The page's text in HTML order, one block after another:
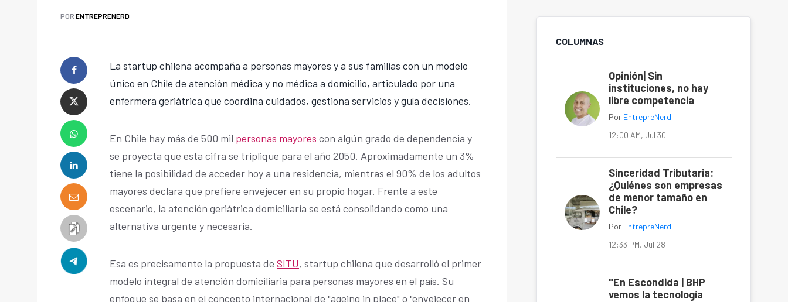
POR ENTREPRENERD
La startup chilena acompaña a personas mayores y a sus familias con un modelo
único en Chile de atención médica y no médica a domicilio, articulado por una
enfermera geriátrica que coordina cuidados, gestiona servicios y guía decisiones.
En Chile hay más de 500 mil personas mayores con algún grado de dependencia y
se proyecta que esta cifra se triplique para el año 2050. Aproximadamente un 3%
tiene la posibilidad de acceder hoy a una residencia, mientras el 90% de los adultos
mayores declara que prefiere envejecer en su propio hogar. Frente a este
escenario, la atención geriátrica domiciliaria se está consolidando como una
alternativa urgente y necesaria.
Esa es precisamente la propuesta de SITU, startup chilena que desarrolló el primer
modelo integral de atención domiciliaria para personas mayores en el país. Su
enfoque se basa en el concepto internacional de "ageing in place" o "envejecer en
COLUMNAS
Opinión| Sin
instituciones, no hay
libre competencia
Por EntrepreNerd
12:00 AM, Jul 30
Sinceridad Tributaria:
¿Quiénes son empresas
de menor tamaño en
Chile?
Por EntrepreNerd
12:33 PM, Jul 28
"En Escondida | BHP
vemos la tecnología